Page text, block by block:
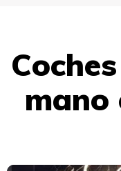
mano